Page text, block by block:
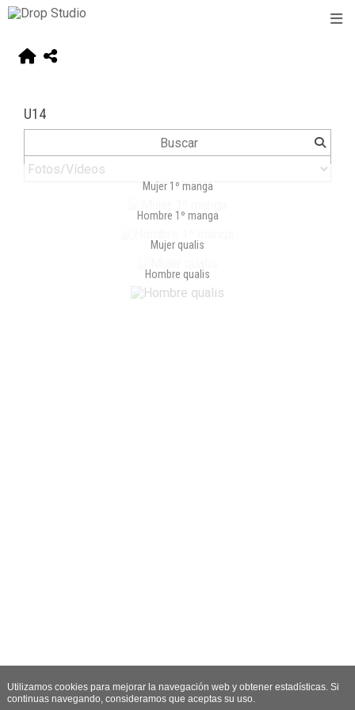
U14
Mujer 1º manga
Hombre 1º manga
Mujer qualis
Hombre qualis
Utilizamos cookies para mejorar la navegación web y obtener estadísticas. Si
continuas navegando, consideramos que aceptas su uso.